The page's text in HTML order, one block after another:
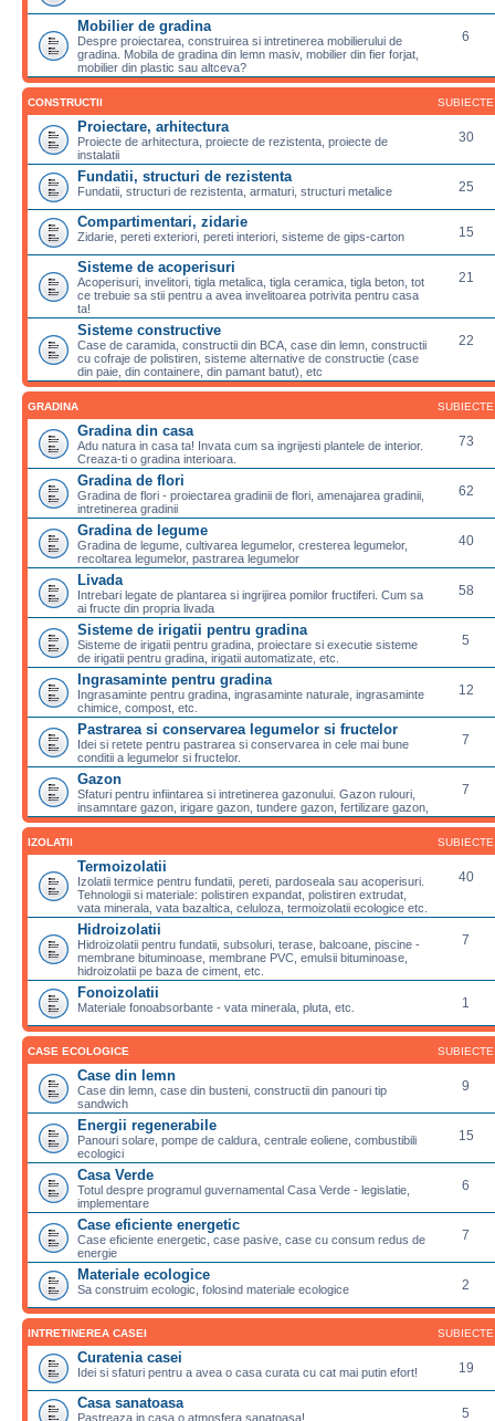
Mobilier de gradina
Despre proiectarea, construirea si intretinerea mobilierului de
gradina. Mobila de gradina din lemn masiv, mobilier din fier forjat,
mobilier din plastic sau altceva?
6
CONSTRUCTII SUBIECTE
Proiectare, arhitectura
Proiecte de arhitectura, proiecte de rezistenta, proiecte de
instalatii
30
Fundatii, structuri de rezistenta
Fundatii, structuri de rezistenta, armaturi, structuri metalice 25
Compartimentari, zidarie
Zidarie, pereti exteriori, pereti interiori, sisteme de gips-carton 15
Sisteme de acoperisuri
Acoperisuri, invelitori, tigla metalica, tigla ceramica, tigla beton, tot
ce trebuie sa stii pentru a avea invelitoarea potrivita pentru casa
ta!
21
Sisteme constructive
Case de caramida, constructii din BCA, case din lemn, constructii
cu cofraje de polistiren, sisteme alternative de constructie (case
din paie, din containere, din pamant batut), etc
22
GRADINA SUBIECTE
Gradina din casa
Adu natura in casa ta! Invata cum sa ingrijesti plantele de interior.
Creaza-ti o gradina interioara.
73
Gradina de flori
Gradina de flori - proiectarea gradinii de flori, amenajarea gradinii,
intretinerea gradinii
62
Gradina de legume
Gradina de legume, cultivarea legumelor, cresterea legumelor,
recoltarea legumelor, pastrarea legumelor
40
Livada
Intrebari legate de plantarea si ingrijirea pomilor fructiferi. Cum sa
ai fructe din propria livada
58
Sisteme de irigatii pentru gradina
Sisteme de irigatii pentru gradina, proiectare si executie sisteme
de irigatii pentru gradina, irigatii automatizate, etc.
5
Ingrasaminte pentru gradina
Ingrasaminte pentru gradina, ingrasaminte naturale, ingrasaminte
chimice, compost, etc.
12
Pastrarea si conservarea legumelor si fructelor
Idei si retete pentru pastrarea si conservarea in cele mai bune
conditii a legumelor si fructelor.
7
Gazon
Sfaturi pentru infiintarea si intretinerea gazonului. Gazon rulouri,
insamntare gazon, irigare gazon, tundere gazon, fertilizare gazon,
7
IZOLATII SUBIECTE
Termoizolatii
Izolatii termice pentru fundatii, pereti, pardoseala sau acoperisuri.
Tehnologii si materiale: polistiren expandat, polistiren extrudat,
vata minerala, vata bazaltica, celuloza, termoizolatii ecologice etc.
40
Hidroizolatii
Hidroizolatii pentru fundatii, subsoluri, terase, balcoane, piscine -
membrane bituminoase, membrane PVC, emulsii bituminoase,
hidroizolatii pe baza de ciment, etc.
7
Fonoizolatii
Materiale fonoabsorbante - vata minerala, pluta, etc. 1
CASE ECOLOGICE SUBIECTE
Case din lemn
Case din lemn, case din busteni, constructii din panouri tip
sandwich
9
Energii regenerabile
Panouri solare, pompe de caldura, centrale eoliene, combustibili
ecologici
15
Casa Verde
Totul despre programul guvernamental Casa Verde - legislatie,
implementare
6
Case eficiente energetic
Case eficiente energetic, case pasive, case cu consum redus de
energie
7
Materiale ecologice
Sa construim ecologic, folosind materiale ecologice 2
INTRETINEREA CASEI SUBIECTE
Curatenia casei
Idei si sfaturi pentru a avea o casa curata cu cat mai putin efort! 19
Casa sanatoasa
Pastreaza in casa o atmosfera sanatoasa! 5